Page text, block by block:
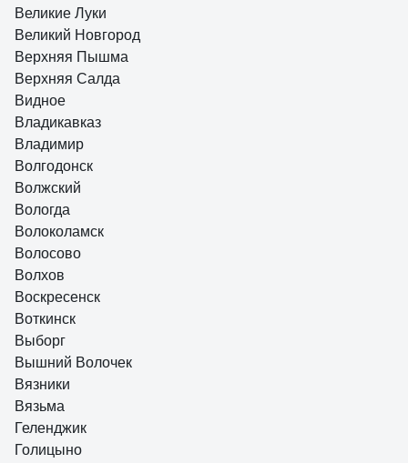
Великие Луки
Великий Новгород
Верхняя Пышма
Верхняя Салда
Видное
Владикавказ
Владимир
Волгодонск
Волжский
Вологда
Волоколамск
Волосово
Волхов
Воскресенск
Воткинск
Выборг
Вышний Волочек
Вязники
Вязьма
Геленджик
Голицыно